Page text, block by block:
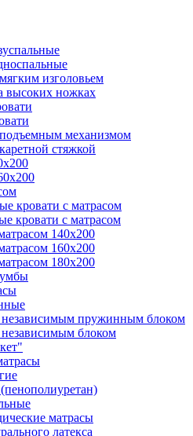
изголовьем
высоких ножках
механизмом
стяжкой
кровати с матрасом
кровати с матрасом
140х200
160х200
180х200
пружинным блоком
блоком
матрасы
латекса